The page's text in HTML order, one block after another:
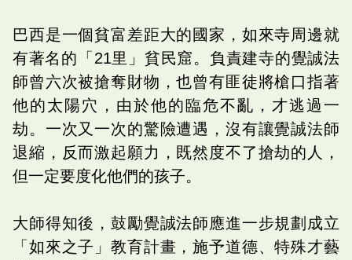
巴西是一個貧富差距大的國家，如來寺周邊就
有著名的「21里」貧民窟。負責建寺的覺誠法
師曾六次被搶奪財物，也曾有匪徒將槍口指著
他的太陽穴，由於他的臨危不亂，才逃過一
劫。一次又一次的驚險遭遇，沒有讓覺誠法師
退縮，反而激起願力，既然度不了搶劫的人，
但一定要度化他們的孩子。
大師得知後，鼓勵覺誠法師應進一步規劃成立
「如來之子」教育計畫，施予道德、特殊才藝